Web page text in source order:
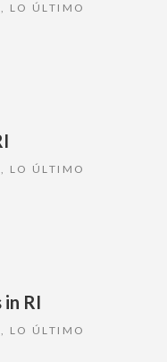
, LO ÚLTIMO
, LO ÚLTIMO
RI
, LO ÚLTIMO